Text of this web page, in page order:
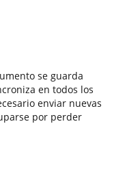
se guarda
en todos los
enviar nuevas
por perder